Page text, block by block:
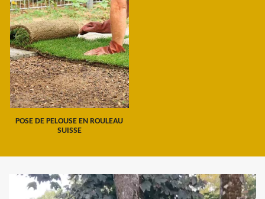
POSE DE PELOUSE EN ROULEAU
SUISSE